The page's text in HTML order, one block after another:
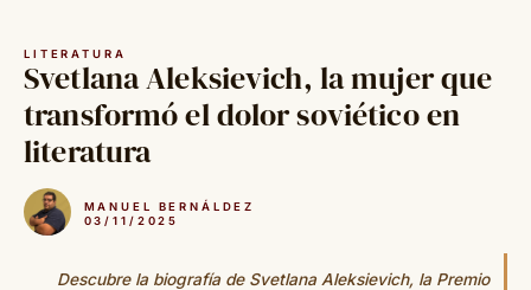
contenido
LITERATURA
Svetlana Aleksievich, la mujer que
transformó el dolor soviético en
literatura
MANUEL BERNÁLDEZ
03/11/2025
Descubre la biografía de Svetlana Aleksievich, la Premio